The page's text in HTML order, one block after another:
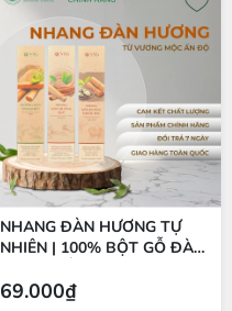
NHANG ĐÀN HƯƠNG TỰ
NHIÊN | 100% BỘT GỖ ĐÀN
HỢP THIỀN & THỜ CÚNG
69.000₫